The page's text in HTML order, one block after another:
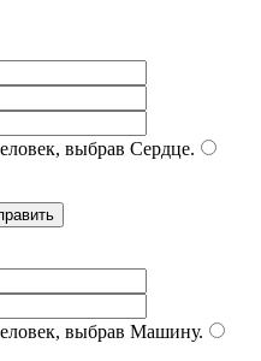
выбрав Сердце.
выбрав Машину.